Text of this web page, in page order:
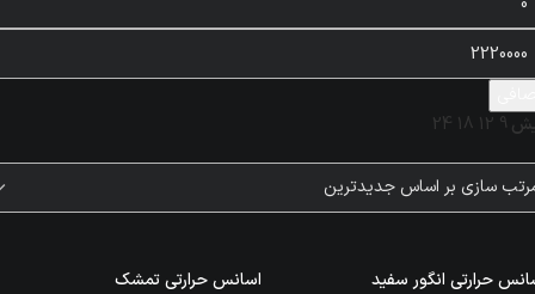
9
12
18
24
حرارتی انگور سفید
اسانس حرارتی تمشک